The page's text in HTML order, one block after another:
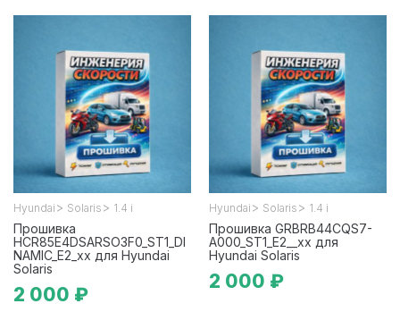
Hyundai > Solaris > 1.4 i
Прошивка
HCR85E4DSARSO3F0_ST1_DI
NAMIC_E2_xx для Hyundai
Solaris
2 000 ₽
Hyundai > Solaris > 1.4 i
Прошивка GRBRB44CQS7-
A000_ST1_E2__xx для
Hyundai Solaris
2 000 ₽